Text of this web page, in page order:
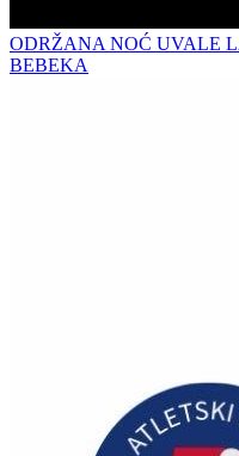
ODRŽANA NOĆ UVALE
BEBEKA